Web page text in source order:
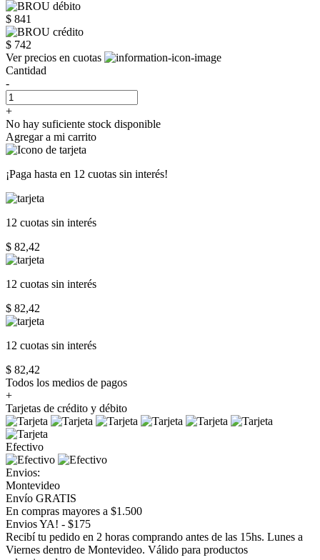
$ 841
$ 742
Ver precios en cuotas
Cantidad
-
+
No hay suficiente stock disponible
Agregar a mi carrito
¡Paga hasta en 12 cuotas sin interés!
12 cuotas sin interés
$ 82,42
12 cuotas sin interés
$ 82,42
12 cuotas sin interés
$ 82,42
Todos los medios de pagos
+
Tarjetas de crédito y débito
Efectivo
Envios:
Montevideo
Envío GRATIS
En compras mayores a $1.500
Envios YA! - $175
Recibí tu pedido en 2 horas comprando antes de las 15hs. Lunes a
Viernes dentro de Montevideo. Válido para productos